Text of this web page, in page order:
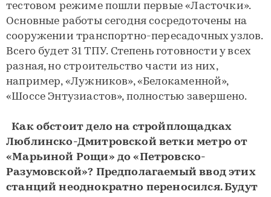
тестовом режиме пошли первые «Ласточки».
Основные работы сегодня сосредоточены на
сооружении транспортно-пересадочных узлов.
Всего будет 31 ТПУ. Степень готовности у всех
разная, но строительство части из них,
например, «Лужников», «Белокаменной»,
«Шоссе Энтузиастов», полностью завершено.
Как обстоит дело на стройплощадках
Люблинско-Дмитровской ветки метро от
«Марьиной Рощи» до «Петровско-
Разумовской»? Предполагаемый ввод этих
станций неоднократно переносился. Будут